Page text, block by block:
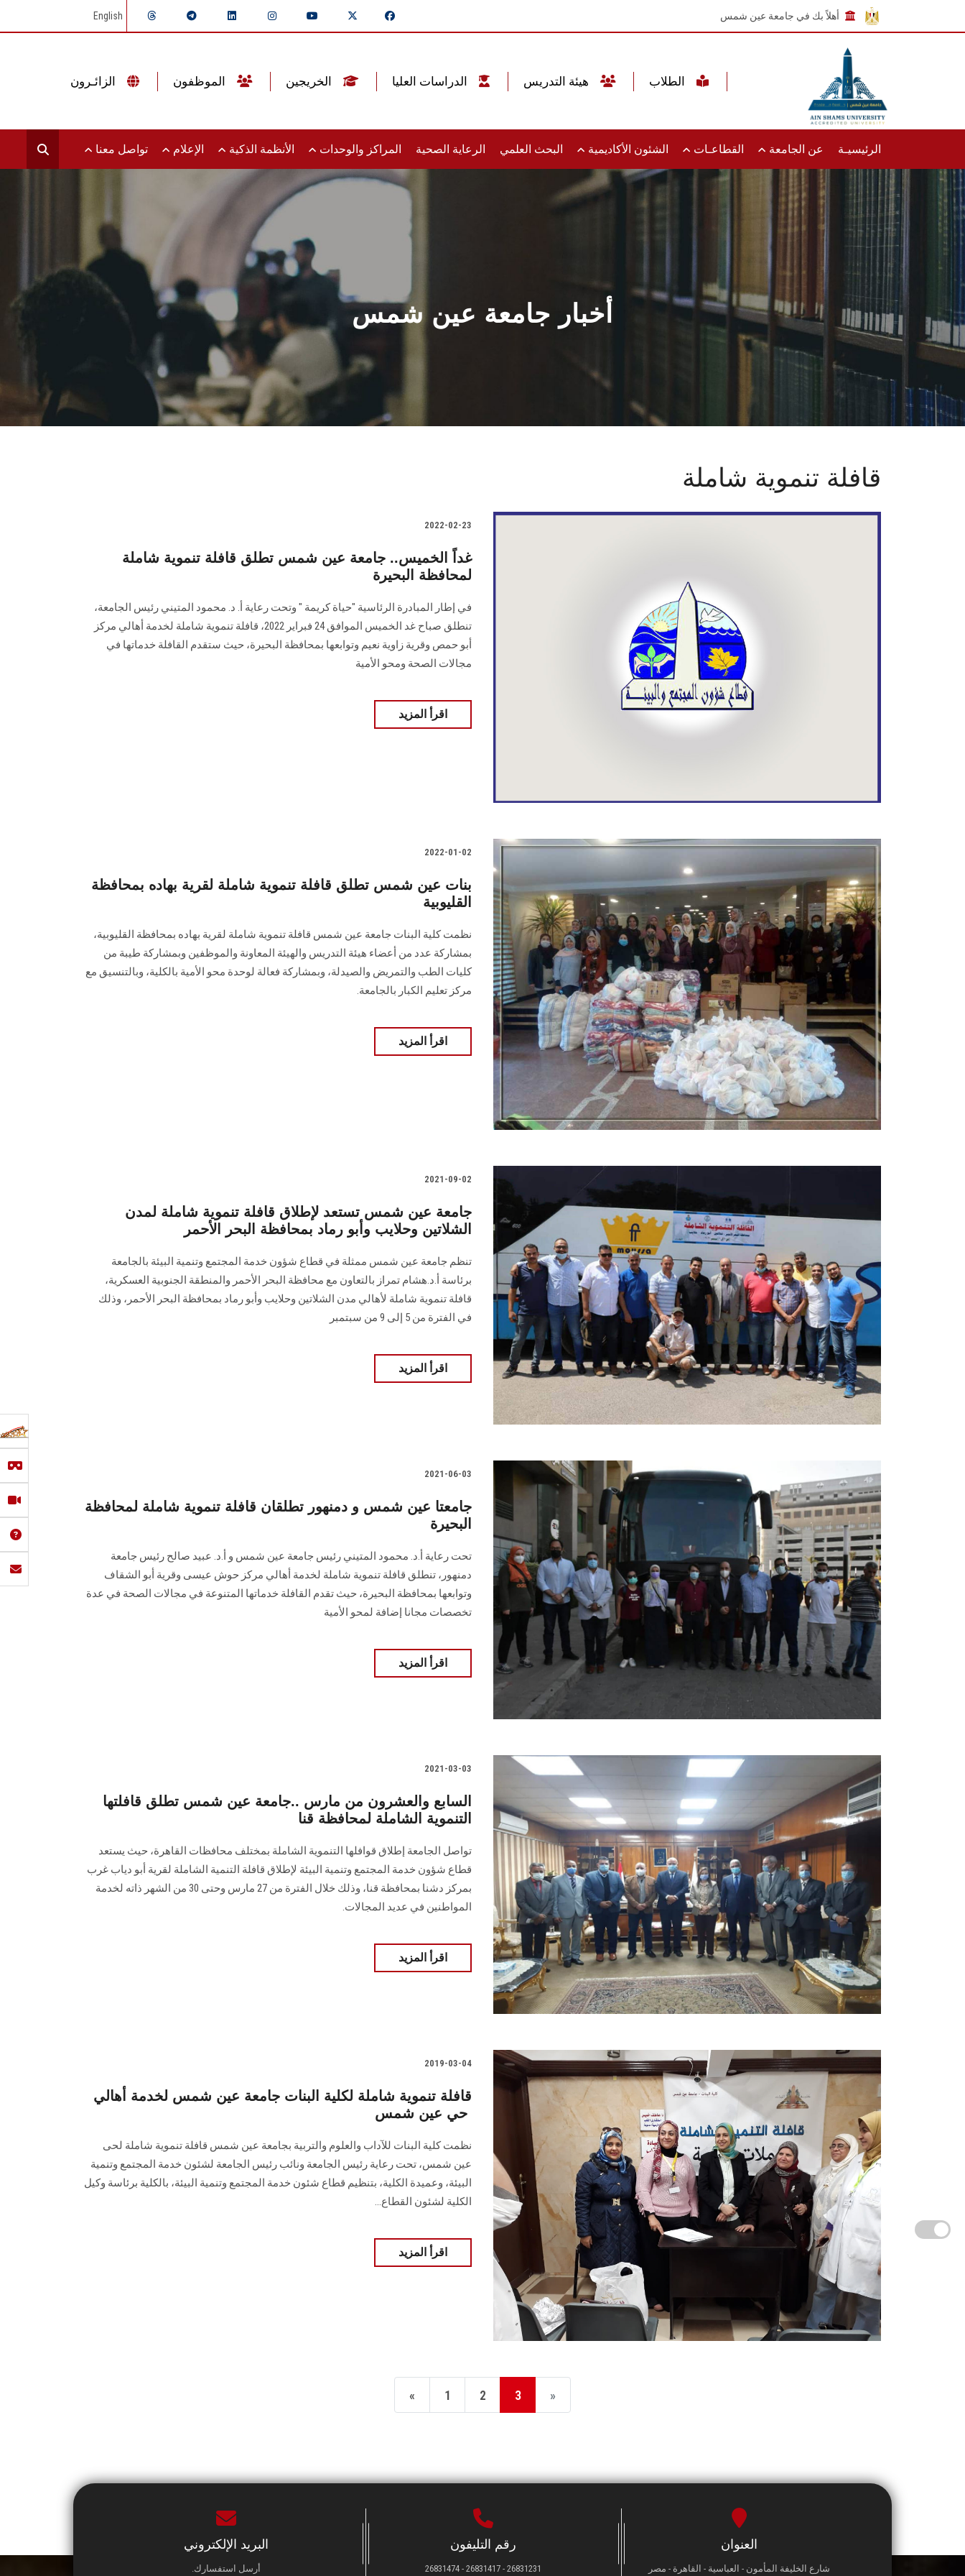
أهلاً بك في جامعة عين شمس English
الرئيسيـة عن الجامعة القطاعـات الشئون الأكاديمية البحث العلمي الرعاية الصحية المراكز والوحدات الأنظمة الذكية الإعلام تواصل معنا
أخبار جامعة عين شمس
قافلة تنموية شاملة
2022-02-23
غداً الخميس.. جامعة عين شمس تطلق قافلة تنموية شاملة
لمحافظة البحيرة
في إطار المبادرة الرئاسية "حياة كريمة " وتحت رعاية أ. د. محمود المتيني رئيس الجامعة،
تنطلق صباح غد الخميس الموافق 24 فبراير 2022، قافلة تنموية شاملة لخدمة أهالي مركز
أبو حمص وقرية زاوية نعيم وتوابعها بمحافظة البحيرة، حيث ستقدم القافلة خدماتها في
مجالات الصحة ومحو الأمية
اقرأ المزيد
2022-01-02
بنات عين شمس تطلق قافلة تنموية شاملة لقرية بهاده بمحافظة
القليوبية
نظمت كلية البنات جامعة عين شمس قافلة تنموية شاملة لقرية بهاده بمحافظة القليوبية،
بمشاركة عدد من أعضاء هيئة التدريس والهيئة المعاونة والموظفين وبمشاركة طيبة من
كليات الطب والتمريض والصيدلة، وبمشاركة فعالة لوحدة محو الأمية بالكلية، وبالتنسيق مع
مركز تعليم الكبار بالجامعة.
اقرأ المزيد
2021-09-02
جامعة عين شمس تستعد لإطلاق قافلة تنموية شاملة لمدن
الشلاتين وحلايب وأبو رماد بمحافظة البحر الأحمر
تنظم جامعة عين شمس ممثلة في قطاع شؤون خدمة المجتمع وتنمية البيئة بالجامعة
برئاسة أ.د.هشام تمراز بالتعاون مع محافظة البحر الأحمر والمنطقة الجنوبية العسكرية،
قافلة تنموية شاملة لأهالي مدن الشلاتين وحلايب وأبو رماد بمحافظة البحر الأحمر، وذلك
في الفترة من 5 إلى 9 من سبتمبر
اقرأ المزيد
2021-06-03
جامعتا عين شمس و دمنهور تطلقان قافلة تنموية شاملة لمحافظة
البحيرة
تحت رعاية أ.د. محمود المتيني رئيس جامعة عين شمس و أ.د. عبيد صالح رئيس جامعة
دمنهور، تنطلق قافلة تنموية شاملة لخدمة أهالي مركز حوش عيسى وقرية أبو الشقاف
وتوابعها بمحافظة البحيرة، حيث تقدم القافلة خدماتها المتنوعة في مجالات الصحة في عدة
تخصصات مجانا إضافة لمحو الأمية
اقرأ المزيد
2021-03-03
السابع والعشرون من مارس ..جامعة عين شمس تطلق قافلتها
التنموية الشاملة لمحافظة قنا
تواصل الجامعة إطلاق قوافلها التنموية الشاملة بمختلف محافظات القاهرة، حيث يستعد
قطاع شؤون خدمة المجتمع وتنمية البيئة لإطلاق قافلة التنمية الشاملة لقرية أبو دياب غرب
بمركز دشنا بمحافظة قنا، وذلك خلال الفترة من 27 مارس وحتى 30 من الشهر ذاته لخدمة
المواطنين في عديد المجالات.
اقرأ المزيد
2019-03-04
قافلة تنموية شاملة لكلية البنات جامعة عين شمس لخدمة أهالي
نظمت كلية البنات للآداب والعلوم والتربية بجامعة عين شمس قافلة تنموية شاملة لحى
عين شمس، تحت رعاية رئيس الجامعة ونائب رئيس الجامعة لشئون خدمة المجتمع وتنمية
البيئة، وعميدة الكلية، بتنظيم قطاع شئون خدمة المجتمع وتنمية البيئة، بالكلية برئاسة وكيل
الكلية لشئون القطاع...
اقرأ المزيد
« 1 2 3 »
العنوان
شارع الخليفة المأمون - العباسية - القاهرة - مصر
رقم التليفون
26831231 - 26831417 - 26831474
البريد الإلكتروني
أرسل استفسارك.